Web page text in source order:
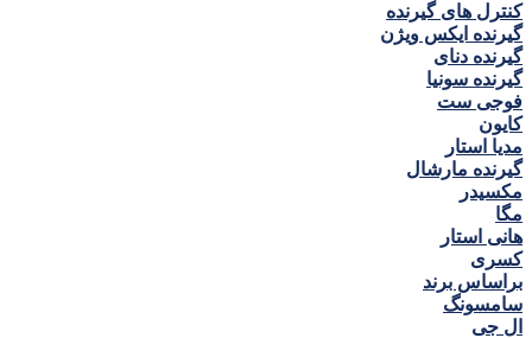
کنترل های گیرنده
گیرنده ايكس ويژن
گیرنده دنای
گیرنده سونیا
فوجی ست
كايون
مديا استار
گیرنده مارشال
مكسيدر
مگا
هانی استار
كسری
براساس برند
سامسونگ
ال جی